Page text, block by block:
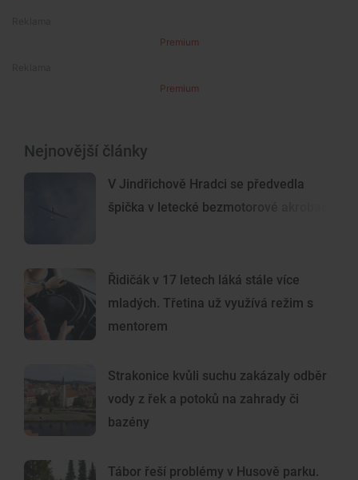
Premium
Premium
Nejnovější články
V Jindřichově Hradci se předvedla
špička v letecké bezmotorové akrobacii
Řidičák v 17 letech láká stále více
mladých. Třetina už využívá režim s
mentorem
Strakonice kvůli suchu zakázaly odběr
vody z řek a potoků na zahrady či
bazény
Tábor řeší problémy v Husově parku.